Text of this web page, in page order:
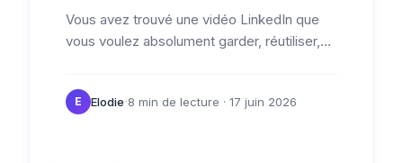
Vous avez trouvé une vidéo LinkedIn que
vous voulez absolument garder, réutiliser,
E Elodie·8 min de lecture · 17 juin 2026